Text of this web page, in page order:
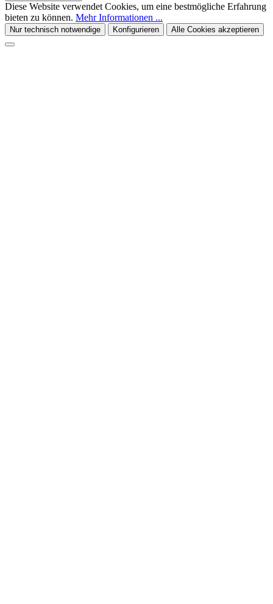
Diese Website verwendet Cookies, um eine bestmögliche Erfahrung
bieten zu können. Mehr Informationen ...
Nur technisch notwendige Konfigurieren Alle Cookies akzeptieren